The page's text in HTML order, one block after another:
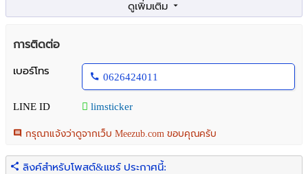
1 ห้องนอน แบบไฮบริด
1 ห้องน้ํา
ชุดผ้าม่าน
โต๊ะกินข้าว
เคาน์เตอร์ครัวบิวท์อิน
เพดานสูง
การติดต่อ
เบอร์โทร
0626424011
LINE ID limsticker
กรุณาแจ้งว่าดูจากเว็บ Meezub.com ขอบคุณครับ
ลิงค์สำหรับโพสต์&แชร์ ประกาศนี้: